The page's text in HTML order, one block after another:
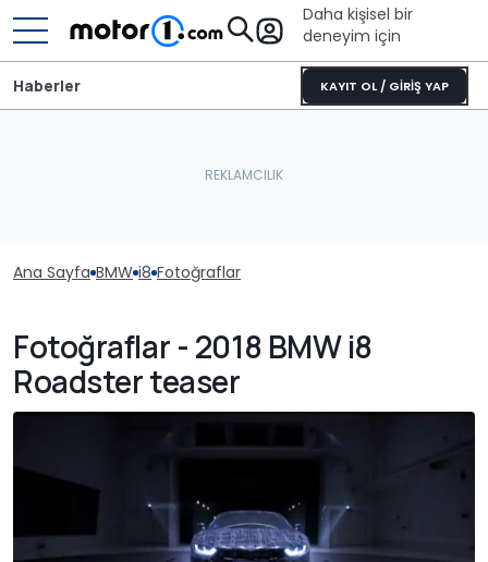
Daha kişisel bir
deneyim için
KAYIT OL / GİRİŞ YAP
Haberler
Ana Sayfa BMW i8 Fotoğraflar
Fotoğraflar - 2018 BMW i8
Roadster teaser